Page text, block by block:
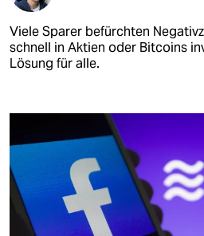
Viele Sparer befürchten
schnell in Aktien oder Bitcoins
Lösung für alle.